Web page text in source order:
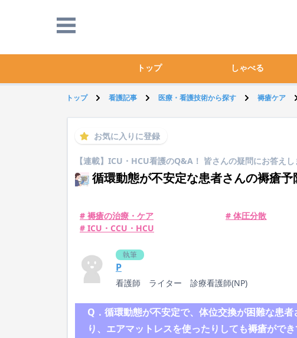
トップ しゃべる
トップ 看護記事 医療・看護技術から探す 褥瘡ケア
お気に入りに登録
【連載】ICU・HCU看護のQ&A！ 皆さんの疑問にお答えし
循環動態が不安定な患者さんの褥瘡予
# 褥瘡の治療・ケア # 体圧分散
# ICU・CCU・HCU
執筆
P
看護師 ライター 診療看護師(NP)
Q．循環動態が不安定で、体位交換が困難な患
り、エアマットレスを使ったりしても褥瘡がで